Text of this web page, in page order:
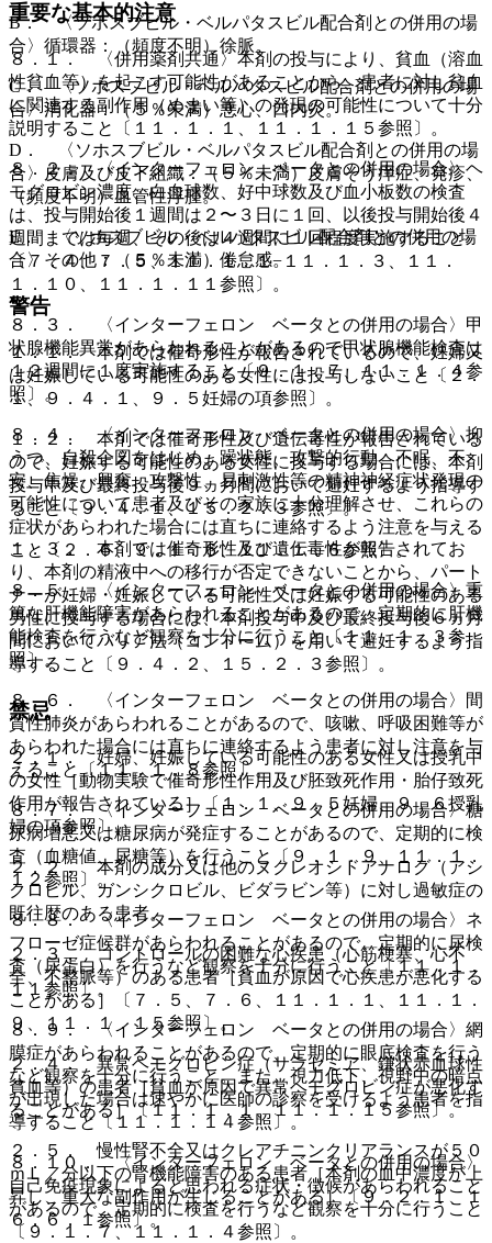
重要な基本的注意
８．１． 〈併用薬剤共通〉本剤の投与により、貧血（溶血
性貧血等）を起こす可能性があることから、患者に対し貧血
に関連する副作用（めまい等）の発現の可能性について十分
説明すること〔１１．１．１、１１．１．１５参照〕。
８．２． 〈インターフェロン ベータとの併用の場合〉ヘ
モグロビン濃度、白血球数、好中球数及び血小板数の検査
は、投与開始後１週間は２〜３日に１回、以後投与開始後４
週間までは毎週、その後は４週間に１回程度実施すること
〔７．４、７．５、１１．１．１−１１．１．３、１１．
１．１０、１１．１．１１参照〕。
８．３． 〈インターフェロン ベータとの併用の場合〉甲
状腺機能異常があらわれることがあるので甲状腺機能検査は
１２週間に１度実施すること〔９．１．７、１１．１．４参
照〕。
８．４． 〈インターフェロン ベータとの併用の場合〉抑
うつ、自殺企図をはじめ、躁状態、攻撃的行動、不眠、不
安、焦燥、興奮、攻撃性、易刺激性等の精神神経症状発現の
可能性について患者及びその家族に十分理解させ、これらの
症状があらわれた場合には直ちに連絡するよう注意を与える
こと〔２．６、９．１．６、１１．１．６参照〕。
８．５． 〈インターフェロン ベータとの併用の場合〉重
篤な肝機能障害があらわれることがあるので、定期的に肝機
能検査を行うなど観察を十分に行うこと〔１１．１．３参
照〕。
８．６． 〈インターフェロン ベータとの併用の場合〉間
質性肺炎があらわれることがあるので、咳嗽、呼吸困難等が
あらわれた場合には直ちに連絡するよう患者に対し注意を与
えること〔１１．１．８参照〕。
８．７． 〈インターフェロン ベータとの併用の場合〉糖
尿病増悪又は糖尿病が発症することがあるので、定期的に検
査（血糖値、尿糖等）を行うこと〔９．１．９、１１．１．
１２参照〕。
８．８． 〈インターフェロン ベータとの併用の場合〉ネ
フローゼ症候群があらわれることがあるので、定期的に尿検
査（尿蛋白）を行うなど観察を十分に行うこと〔１１．１．
１１参照〕。
８．９． 〈インターフェロン ベータとの併用の場合〉網
膜症があらわれることがあるので、定期的に眼底検査を行う
など観察を十分に行うこと。また、視力低下、視野中の暗点
が出現した場合は速やかに医師の診察を受けるよう患者を指
導すること〔１１．１．１４参照〕。
８．１０． 〈インターフェロン ベータとの併用の場合〉
自己免疫現象によると思われる症状・徴候があらわれること
があるので、定期的に検査を行うなど観察を十分に行うこと
〔９．１．７、１１．１．４参照〕。
B． 〈ソホスブビル・ベルパタスビル配合剤との併用の場
合〉循環器：（頻度不明）徐脈。
C． 〈ソホスブビル・ベルパタスビル配合剤との併用の場
合〉消化器：（５％未満）悪心、口内炎。
D． 〈ソホスブビル・ベルパタスビル配合剤との併用の場
合〉皮膚及び皮下組織：（５％未満）皮膚そう痒症、発疹、
（頻度不明）血管性浮腫。
E． 〈ソホスブビル・ベルパタスビル配合剤との併用の場
合〉その他：（５％未満）倦怠感。
警告
１．１． 本剤では催奇形性が報告されているので、妊婦又
は妊娠している可能性のある女性には投与しないこと〔２．
１、９．４．１、９．５妊婦の項参照〕。
１．２． 本剤では催奇形性及び遺伝毒性が報告されている
ので、妊娠する可能性のある女性に投与する場合には、本剤
投与中及び最終投与後９ヵ月間において避妊するよう指導す
ること〔９．４．１、１５．２．３参照〕。
１．３． 本剤では催奇形性及び遺伝毒性が報告されてお
り、本剤の精液中への移行が否定できないことから、パート
ナーが妊婦・妊娠している可能性又は妊娠する可能性のある
男性に投与する場合には、本剤投与中及び最終投与後６ヵ月
間においてバリア法（コンドーム）を用いて避妊するよう指
導すること〔９．４．２、１５．２．３参照〕。
禁忌
２．１． 妊婦、妊娠している可能性のある女性又は授乳中
の女性［動物実験で催奇形性作用及び胚致死作用・胎仔致死
作用が報告されている］〔１．１、９．５妊婦、９．６授乳
婦の項参照〕。
２．２． 本剤の成分又は他のヌクレオシドアナログ（アシ
クロビル、ガンシクロビル、ビダラビン等）に対し過敏症の
既往歴のある患者。
２．３． コントロールの困難な心疾患（心筋梗塞、心不
全、不整脈等）のある患者［貧血が原因で心疾患が悪化する
ことがある］〔７．５、７．６、１１．１．１、１１．１．
９、１１．１．１５参照〕。
２．４． 異常ヘモグロビン症（サラセミア、鎌状赤血球性
貧血等）の患者［貧血が原因で異常ヘモグロビン症が悪化す
ることがある］〔１１．１．１、１１．１．１５参照〕。
２．５． 慢性腎不全又はクレアチニンクリアランスが５０
ｍＬ／分以下の腎機能障害のある患者［本剤の血中濃度が上
昇し、重大な副作用が生じることがある］〔９．２．１、１
６．６．１参照〕。